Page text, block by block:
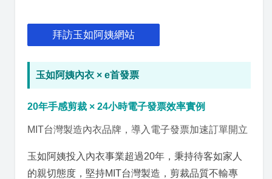
拜訪玉如阿姨網站
玉如阿姨內衣 × e首發票
20年手感剪裁 × 24小時電子發票效率實例
MIT台灣製造內衣品牌，導入電子發票加速訂單開立
玉如阿姨投入內衣事業超過20年，秉持待客如家人
的親切態度，堅持MIT台灣製造，剪裁品質不輸專